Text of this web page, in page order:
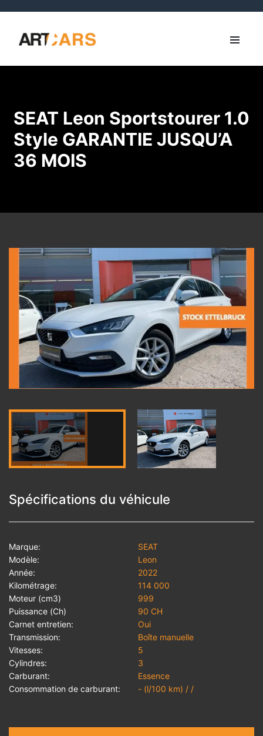
SEAT Leon Sportstourer 1.0
Style GARANTIE JUSQU’A
36 MOIS
Spécifications du véhicule
Marque:
SEAT
Modèle:
Leon
Année:
2022
Kilométrage:
114 000
Moteur (cm3)
999
Puissance (Ch)
90 CH
Carnet entretien:
Oui
Transmission:
Boîte manuelle
Vitesses:
5
Cylindres:
3
Carburant:
Essence
Consommation de carburant:
- (l/100 km) / /